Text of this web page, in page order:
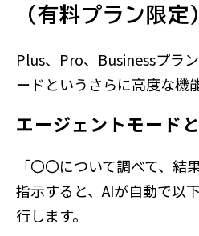
（有料プラン限定
Plus、Pro、Businessプラ
ードというさらに高度な機
エージェントモード
「〇〇について調べて、結
指示すると、AIが自動で以
行します。